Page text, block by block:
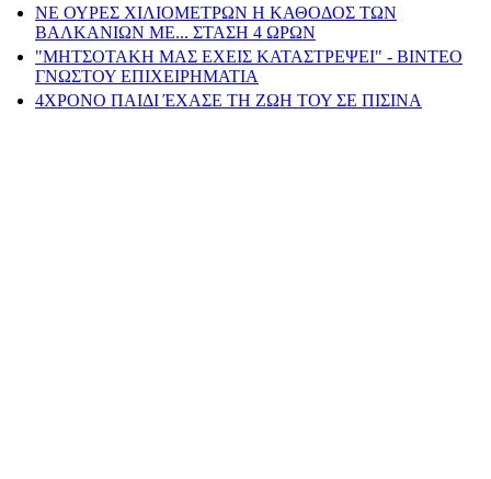
ΝΕ ΟΥΡΕΣ ΧΙΛΙΟΜΕΤΡΩΝ Η ΚΑΘΟΔΟΣ ΤΩΝ
ΒΑΛΚΑΝΙΩΝ ΜΕ... ΣΤΑΣΗ 4 ΩΡΩΝ
"ΜΗΤΣΟΤΑΚΗ ΜΑΣ ΕΧΕΙΣ ΚΑΤΑΣΤΡΕΨΕΙ" - ΒΙΝΤΕΟ
ΓΝΩΣΤΟΥ ΕΠΙΧΕΙΡΗΜΑΤΙΑ
4ΧΡΟΝΟ ΠΑΙΔΙ ΈΧΑΣΕ ΤΗ ΖΩΗ ΤΟΥ ΣΕ ΠΙΣΙΝΑ